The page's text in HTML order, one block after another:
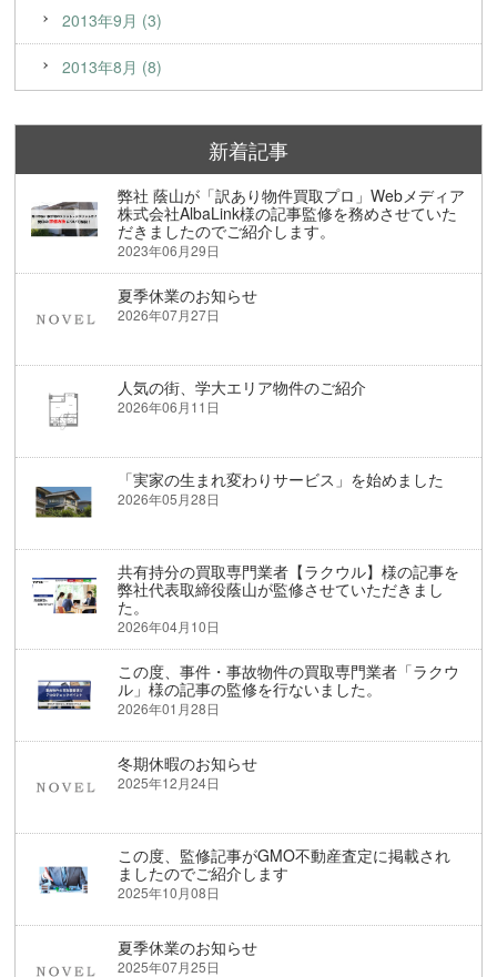
2013年9月 (3)
2013年8月 (8)
新着記事
弊社 蔭山が「訳あり物件買取プロ」Webメディア
株式会社AlbaLink様の記事監修を務めさせていた
だきましたのでご紹介します。
2023年06月29日
夏季休業のお知らせ
2026年07月27日
人気の街、学大エリア物件のご紹介
2026年06月11日
「実家の生まれ変わりサービス」を始めました
2026年05月28日
共有持分の買取専門業者【ラクウル】様の記事を
弊社代表取締役蔭山が監修させていただきまし
た。
2026年04月10日
この度、事件・事故物件の買取専門業者「ラクウ
ル」様の記事の監修を行ないました。
2026年01月28日
冬期休暇のお知らせ
2025年12月24日
この度、監修記事がGMO不動産査定に掲載され
ましたのでご紹介します
2025年10月08日
夏季休業のお知らせ
2025年07月25日